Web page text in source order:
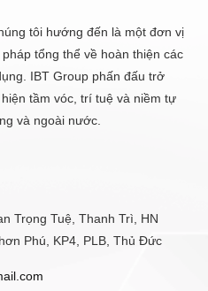
tôi hướng đến là một đơn vị
tổng thể về hoàn thiện các
IBT Group phấn đấu trở
tầm vóc, trí tuệ và niềm tự
và ngoài nước.
Trọng Tuệ, Thanh Trì, HN
Phú, KP4, PLB, Thủ Đức